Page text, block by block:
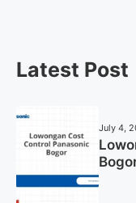
Latest Post
July 4,